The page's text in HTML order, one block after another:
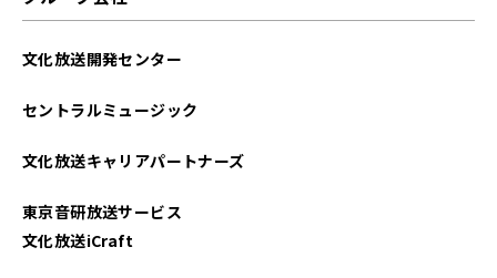
文化放送開発センター
セントラルミュージック
文化放送キャリアパートナーズ
東京音研放送サービス
文化放送iCraft